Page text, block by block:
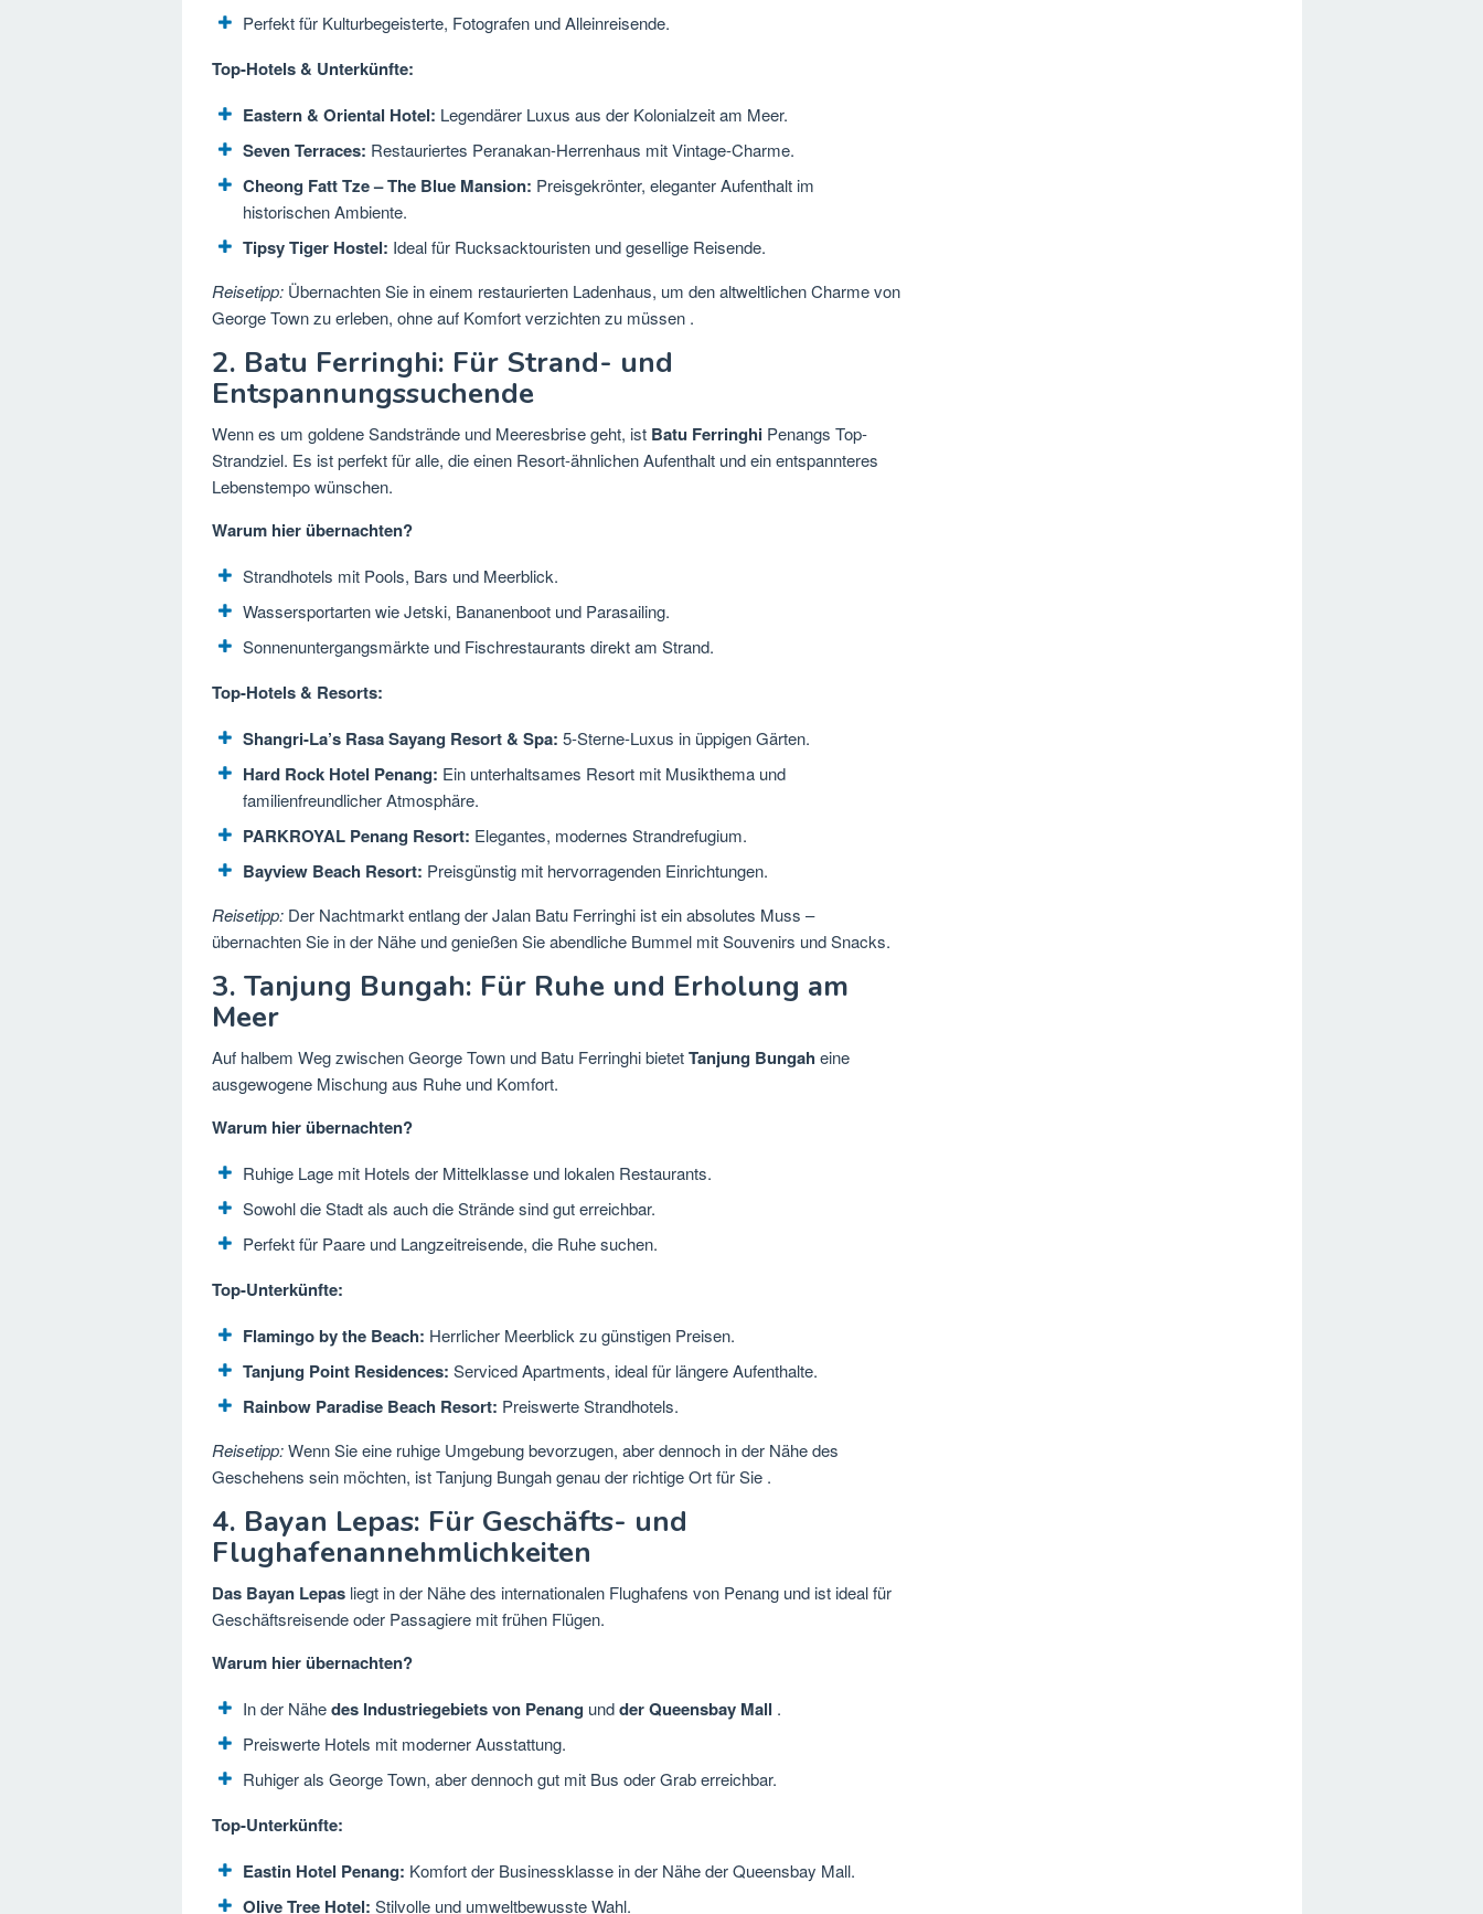
Perfekt für Kulturbegeisterte, Fotografen und Alleinreisende.
Top-Hotels & Unterkünfte:
Eastern & Oriental Hotel: Legendärer Luxus aus der Kolonialzeit am Meer.
Seven Terraces: Restauriertes Peranakan-Herrenhaus mit Vintage-Charme.
Cheong Fatt Tze – The Blue Mansion: Preisgekrönter, eleganter Aufenthalt im
historischen Ambiente.
Tipsy Tiger Hostel: Ideal für Rucksacktouristen und gesellige Reisende.
Reisetipp: Übernachten Sie in einem restaurierten Ladenhaus, um den altweltlichen Charme von
George Town zu erleben, ohne auf Komfort verzichten zu müssen .
2. Batu Ferringhi: Für Strand- und
Entspannungssuchende
Wenn es um goldene Sandstrände und Meeresbrise geht, ist Batu Ferringhi Penangs Top-
Strandziel. Es ist perfekt für alle, die einen Resort-ähnlichen Aufenthalt und ein entspannteres
Lebenstempo wünschen.
Warum hier übernachten?
Strandhotels mit Pools, Bars und Meerblick.
Wassersportarten wie Jetski, Bananenboot und Parasailing.
Sonnenuntergangsmärkte und Fischrestaurants direkt am Strand.
Top-Hotels & Resorts:
Shangri-La’s Rasa Sayang Resort & Spa: 5-Sterne-Luxus in üppigen Gärten.
Hard Rock Hotel Penang: Ein unterhaltsames Resort mit Musikthema und
familienfreundlicher Atmosphäre.
PARKROYAL Penang Resort: Elegantes, modernes Strandrefugium.
Bayview Beach Resort: Preisgünstig mit hervorragenden Einrichtungen.
Reisetipp: Der Nachtmarkt entlang der Jalan Batu Ferringhi ist ein absolutes Muss –
übernachten Sie in der Nähe undgenießen Sie abendliche Bummel mit Souvenirs und Snacks.
3. Tanjung Bungah: Für Ruhe und Erholung am
Meer
Auf halbem Weg zwischen George Town und Batu Ferringhi bietetTanjung Bungah eine
ausgewogene Mischung aus Ruhe und Komfort.
Warum hier übernachten?
Ruhige Lage mit Hotels der Mittelklasse und lokalen Restaurants.
Sowohl die Stadt als auch die Strände sind gut erreichbar.
Perfekt für Paare und Langzeitreisende, die Ruhe suchen.
Top-Unterkünfte:
Flamingo by the Beach: Herrlicher Meerblick zu günstigen Preisen.
Tanjung Point Residences: Serviced Apartments, ideal für längere Aufenthalte.
Rainbow Paradise Beach Resort: Preiswerte Strandhotels.
Reisetipp:Wenn Sie eine ruhige Umgebung bevorzugen, aber dennoch in der Nähe des
Geschehens sein möchten, ist Tanjung Bungah genau der richtige Ort für Sie .
4. Bayan Lepas: Für Geschäfts- und
Flughafenannehmlichkeiten
Das Bayan Lepas liegt in der Nähe des internationalen Flughafens von Penang und ist ideal für
Geschäftsreisende oder Passagiere mit frühen Flügen.
Warum hier übernachten?
In der Nähedes Industriegebiets von Penang undder Queensbay Mall .
Preiswerte Hotels mit moderner Ausstattung.
Ruhiger als George Town, aber dennoch gut mit Bus oder Grab erreichbar.
Top-Unterkünfte:
Eastin Hotel Penang: Komfort der Businessklasse in der Nähe der Queensbay Mall.
Olive Tree Hotel: Stilvolle und umweltbewusste Wahl.